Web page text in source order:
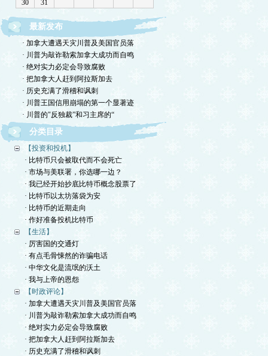
最新发布
· 加拿大遭遇天灾川普及美国官员落
· 川普为敲诈勒索加拿大成功而自鸣
· 绝对实力必定会导致腐败
· 把加拿大人赶到阿拉斯加去
· 历史充满了滑稽和讽刺
· 川普王国信用崩塌的第一个显著迹
· 川普的"反独裁”和习主席的“
分类目录
【投资和投机】
· 比特币只会被取代而不会死亡
· 市场与美联署，你选哪一边？
· 我已经开始抄底比特币概念股票了
· 比特币以太坊落袋为安
· 比特币的近期走向
· 作好准备投机比特币
【生活】
· 厉害国的交通灯
· 有点毛骨悚然的诈骗电话
· 中华文化是流氓的沃土
· 我与上帝的恩怨
【时政评论】
· 加拿大遭遇天灾川普及美国官员落
· 川普为敲诈勒索加拿大成功而自鸣
· 绝对实力必定会导致腐败
· 把加拿大人赶到阿拉斯加去
· 历史充满了滑稽和讽刺